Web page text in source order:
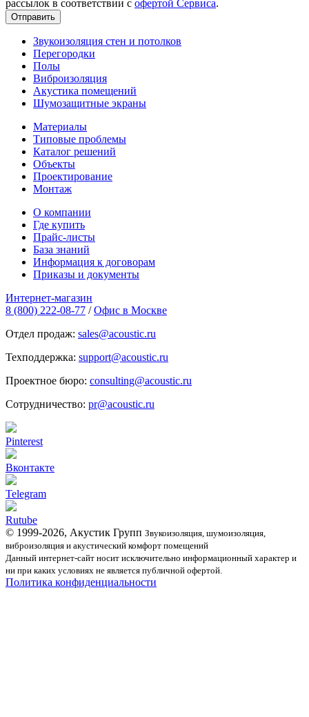
рассылок в соответствии с офертой Сервиса.
Звукоизоляция стен и потолков
Перегородки
Полы
Виброизоляция
Акустика помещений
Шумозащитные экраны
Материалы
Типовые проблемы
Каталог решений
Объекты
Проектирование
Монтаж
О компании
Где купить
Прайс-листы
База знаний
Информация к договорам
Приказы и документы
Интернет-магазин
8 (800) 222-08-77 / Офис в Москве
Отдел продаж: sales@acoustic.ru
Техподдержка: support@acoustic.ru
Проектное бюро: consulting@acoustic.ru
Сотрудничество: pr@acoustic.ru
Pinterest
Вконтакте
Telegram
Rutube
© 1999-2026, Акустик Групп Звукоизоляция, шумоизоляция,
виброизоляция и акустический комфорт помещений
Данный интернет-сайт носит исключительно информационный характер и
ни при каких условиях не является публичной офертой.
Политика конфиденциальности